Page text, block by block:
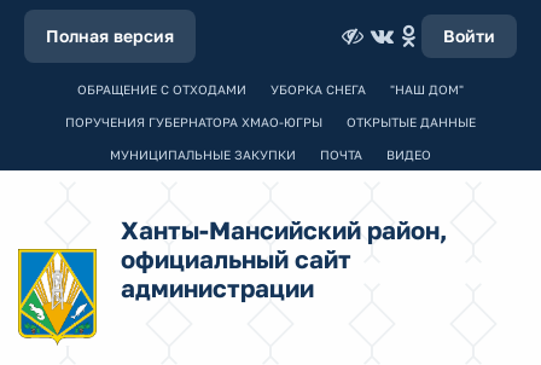
Полная версия Войти
ОБРАЩЕНИЕ С ОТХОДАМИ УБОРКА СНЕГА "НАШ ДОМ"
ПОРУЧЕНИЯ ГУБЕРНАТОРА ХМАО-ЮГРЫ ОТКРЫТЫЕ ДАННЫЕ
МУНИЦИПАЛЬНЫЕ ЗАКУПКИ ПОЧТА ВИДЕО
Ханты-Мансийский район,
официальный сайт
администрации